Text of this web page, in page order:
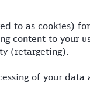
RB,ICE,NX